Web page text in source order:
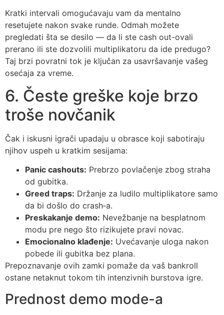
Kratki intervali omogućavaju vam da mentalno
resetujete nakon svake runde. Odmah možete
pregledati šta se desilo — da li ste cash out-ovali
prerano ili ste dozvolili multiplikatoru da ide predugo?
Taj brzi povratni tok je ključan za usavršavanje vašeg
osećaja za vreme.
6. Česte greške koje brzo
troše novčanik
Čak i iskusni igrači upadaju u obrasce koji sabotiraju
njihov uspeh u kratkim sesijama:
Panic cashouts: Prebrzo povlačenje zbog straha
od gubitka.
Greed traps: Držanje za ludilo multiplikatore samo
da bi došlo do crash‑a.
Preskakanje demo: Nevežbanje na besplatnom
modu pre nego što rizikujete pravi novac.
Emocionalno klađenje: Uvećavanje uloga nakon
pobede ili gubitka bez plana.
Prepoznavanje ovih zamki pomaže da vaš bankroll
ostane netaknut tokom tih intenzivnih burstova igre.
Prednost demo mode-a